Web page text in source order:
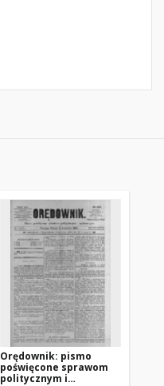
Orędownik: pismo
poświęcone sprawom
politycznym i